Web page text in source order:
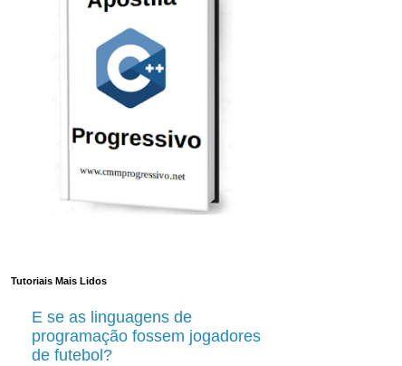
Tutoriais Mais Lidos
E se as linguagens de
programação fossem jogadores
de futebol?